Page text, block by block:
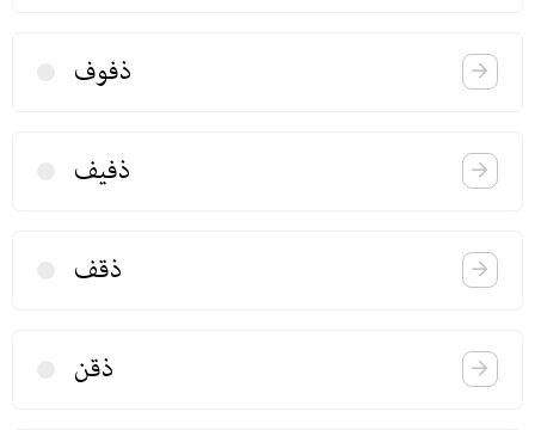
ذفوف
ذفیف
ذقف
ذقن